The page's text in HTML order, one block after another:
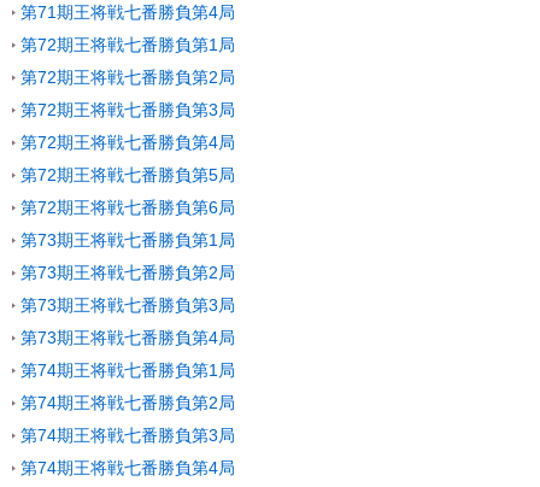
第71期王将戦七番勝負第4局
第72期王将戦七番勝負第1局
第72期王将戦七番勝負第2局
第72期王将戦七番勝負第3局
第72期王将戦七番勝負第4局
第72期王将戦七番勝負第5局
第72期王将戦七番勝負第6局
第73期王将戦七番勝負第1局
第73期王将戦七番勝負第2局
第73期王将戦七番勝負第3局
第73期王将戦七番勝負第4局
第74期王将戦七番勝負第1局
第74期王将戦七番勝負第2局
第74期王将戦七番勝負第3局
第74期王将戦七番勝負第4局